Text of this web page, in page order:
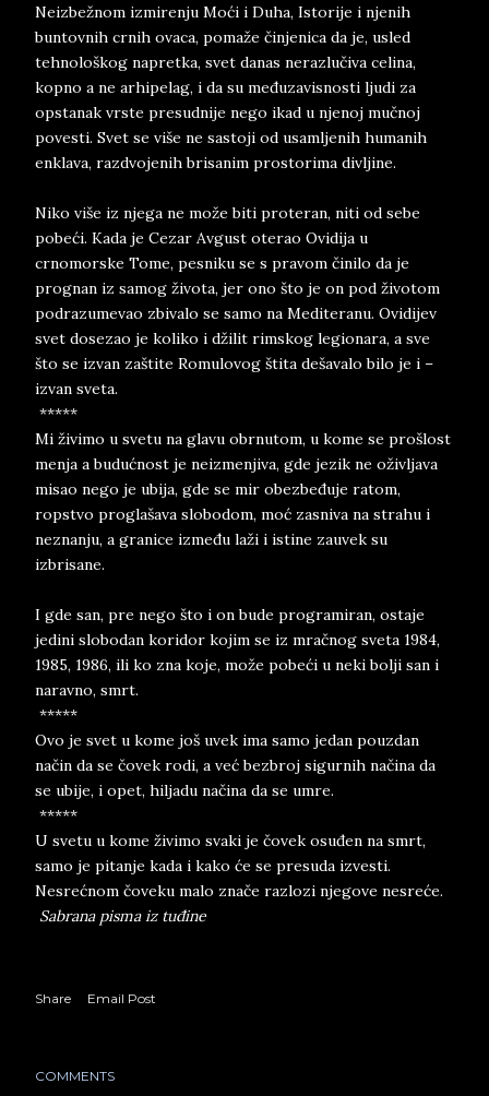
Neizbežnom izmirenju Moći i Duha, Istorije i njenih
buntovnih crnih ovaca, pomaže činjenica da je, usled
tehnološkog napretka, svet danas nerazlučiva celina,
kopno a ne arhipelag, i da su međuzavisnosti ljudi za
opstanak vrste presudnije nego ikad u njenoj mučnoj
povesti. Svet se više ne sastoji od usamljenih humanih
enklava, razdvojenih brisanim prostorima divljine.
Niko više iz njega ne može biti proteran, niti od sebe
pobeći. Kada je Cezar Avgust oterao Ovidija u
crnomorske Tome, pesniku se s pravom činilo da je
prognan iz samog života, jer ono što je on pod životom
podrazumevao zbivalo se samo na Mediteranu. Ovidijev
svet dosezao je koliko i džilit rimskog legionara, a sve
što se izvan zaštite Romulovog štita dešavalo bilo je i –
izvan sveta.
*****
Mi živimo u svetu na glavu obrnutom, u kome se prošlost
menja a budućnost je neizmenjiva, gde jezik ne oživljava
misao nego je ubija, gde se mir obezbeđuje ratom,
ropstvo proglašava slobodom, moć zasniva na strahu i
neznanju, a granice između laži i istine zauvek su
izbrisane.
I gde san, pre nego što i on bude programiran, ostaje
jedini slobodan koridor kojim se iz mračnog sveta 1984,
1985, 1986, ili ko zna koje, može pobeći u neki bolji san i
naravno, smrt.
*****
Ovo je svet u kome još uvek ima samo jedan pouzdan
način da se čovek rodi, a već bezbroj sigurnih načina da
se ubije, i opet, hiljadu načina da se umre.
*****
U svetu u kome živimo svaki je čovek osuđen na smrt,
samo je pitanje kada i kako će se presuda izvesti.
Nesrećnom čoveku malo znače razlozi njegove nesreće.
Sabrana pisma iz tuđine
Share Email Post
COMMENTS